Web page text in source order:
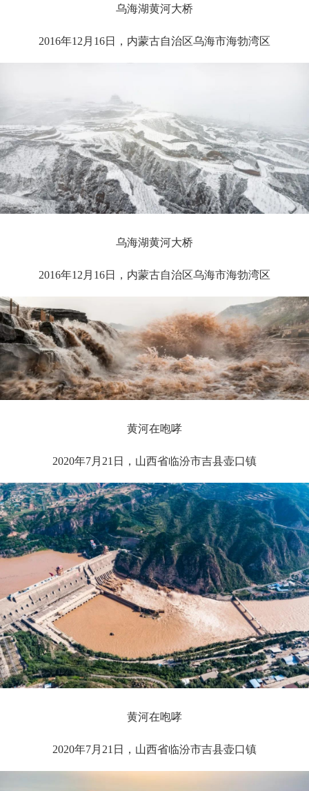
乌海湖黄河大桥
2016年12月16日，内蒙古自治区乌海市海勃湾区
乌海湖黄河大桥
2016年12月16日，内蒙古自治区乌海市海勃湾区
黄河在咆哮
2020年7月21日，山西省临汾市吉县壶口镇
黄河在咆哮
2020年7月21日，山西省临汾市吉县壶口镇